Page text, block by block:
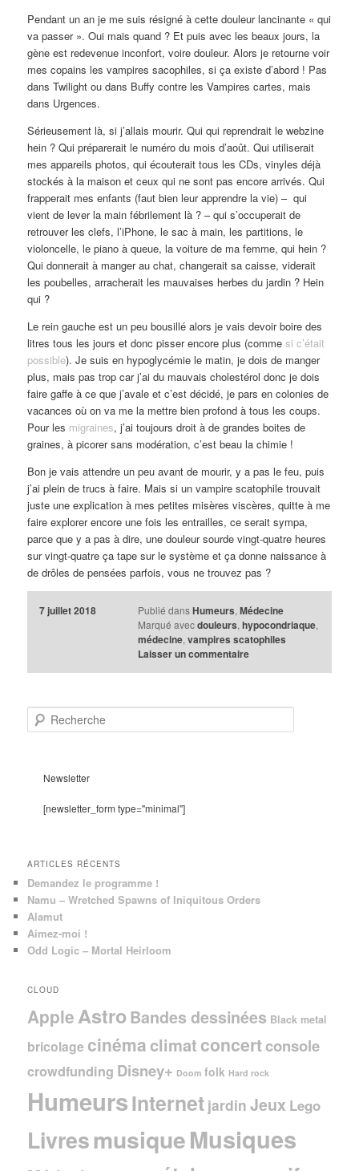
Pendant un an je me suis résigné à cette douleur lancinante « qui
va passer ». Oui mais quand ? Et puis avec les beaux jours, la
gène est redevenue inconfort, voire douleur. Alors je retourne voir
mes copains les vampires sacophiles, si ça existe d’abord ! Pas
dans Twilight ou dans Buffy contre les Vampires cartes, mais
dans Urgences.
Sérieusement là, si j’allais mourir. Qui qui reprendrait le webzine
hein ? Qui préparerait le numéro du mois d’août. Qui utiliserait
mes appareils photos, qui écouterait tous les CDs, vinyles déjà
stockés à la maison et ceux qui ne sont pas encore arrivés. Qui
frapperait mes enfants (faut bien leur apprendre la vie) – qui
vient de lever la main fébrilement là ? – qui s’occuperait de
retrouver les clefs, l’iPhone, le sac à main, les partitions, le
violoncelle, le piano à queue, la voiture de ma femme, qui hein ?
Qui donnerait à manger au chat, changerait sa caisse, viderait
les poubelles, arracherait les mauvaises herbes du jardin ? Hein
qui ?
Le rein gauche est un peu bousillé alors je vais devoir boire des
litres tous les jours et donc pisser encore plus (commesi c’était
possible). Je suis en hypoglycémie le matin, je dois de manger
plus, mais pas trop car j’ai du mauvais cholestérol donc je dois
faire gaffe à ce que j’avale et c’est décidé, je pars en colonies de
vacances où on va me la mettre bien profond à tous les coups.
Pour les migraines, j’ai toujours droit à de grandes boites de
graines, à picorer sans modération, c’est beau la chimie !
Bon je vais attendre un peu avant de mourir, y a pas le feu, puis
j’ai plein de trucs à faire. Mais si un vampire scatophile trouvait
juste une explication à mes petites misères viscères, quitte à me
faire explorer encore une fois les entrailles, ce serait sympa,
parce que y a pas à dire, une douleur sourde vingt-quatre heures
sur vingt-quatre ça tape sur le système et ça donne naissance à
de drôles de pensées parfois, vous ne trouvez pas ?
7 juillet 2018 Publié dans Humeurs, Médecine
Marqué avec douleurs, hypocondriaque,
médecine, vampires scatophiles
Laisser un commentaire
e
Newsletter
[newsletter_form type="minimal"]
ARTICLES RÉCENTS
Demandez le programme !
Namu – Wretched Spawns of Iniquitous Orders
Alamut
Aimez-moi !
Odd Logic – Mortal Heirloom
CLOUD
Apple AstroBandes dessinées Black metal
bricolage cinéma climat concertconsole
crowdfunding Disney+ Doom folk Hard rock
HumeursInternet jardin Jeux Lego
LivresmusiqueMusiques